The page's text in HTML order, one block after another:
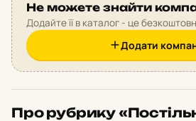
Не можете знайти
Додайте її в каталог - це
Додати
Про рубрику